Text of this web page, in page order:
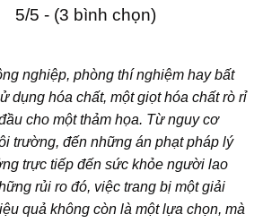
5/5 - (3 bình chọn)
nghiệp, phòng thí nghiệm hay bất
dụng hóa chất, một giọt hóa chất rò rỉ
cho một thảm họa. Từ nguy cơ
trường, đến những án phạt pháp lý
trực tiếp đến sức khỏe người lao
rủi ro đó, việc trang bị một giải
quả không còn là một lựa chọn, mà